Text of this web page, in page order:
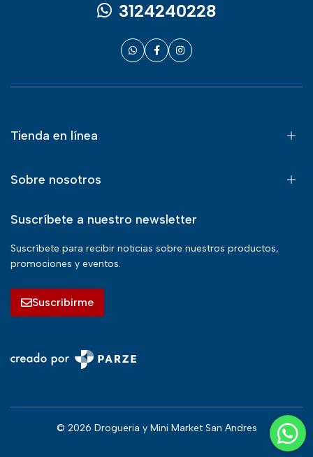
3124240228
Tienda en línea
Sobre nosotros
Suscríbete a nuestro newsletter
Suscríbete para recibir noticias sobre nuestros productos,
promociones y eventos.
Suscribirme
© 2026 Drogueria y Mini Market San Andres